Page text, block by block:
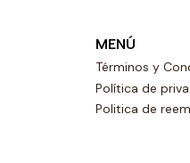
MENÚ
Términos y
Política de
Politica de